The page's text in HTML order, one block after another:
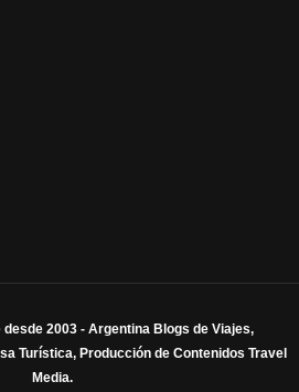
desde 2003 - Argentina Blogs de Viajes,
Turística, Producción de Contenidos Travel
Media.